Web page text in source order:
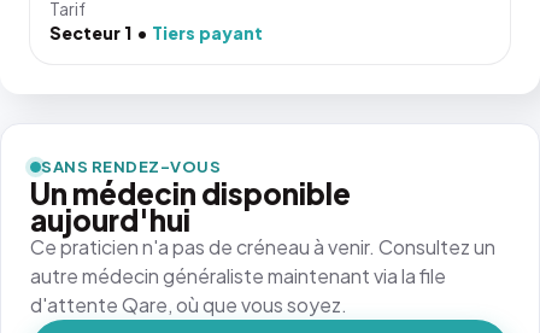
Tarif
Secteur 1
Tiers payant
SANS RENDEZ-VOUS
Un médecin disponible
aujourd'hui
Ce praticien n'a pas de créneau à venir. Consultez un
autre médecin généraliste maintenant via la file
d'attente Qare, où que vous soyez.